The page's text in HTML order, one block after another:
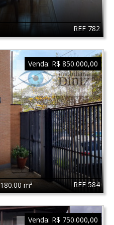
REF 782
REF 584
180.00 m²
Venda: R$ 850.000,00
Venda: R$ 750.000,00